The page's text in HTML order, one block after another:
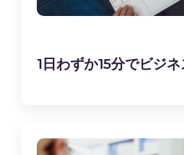
1日わずか15分でビジ